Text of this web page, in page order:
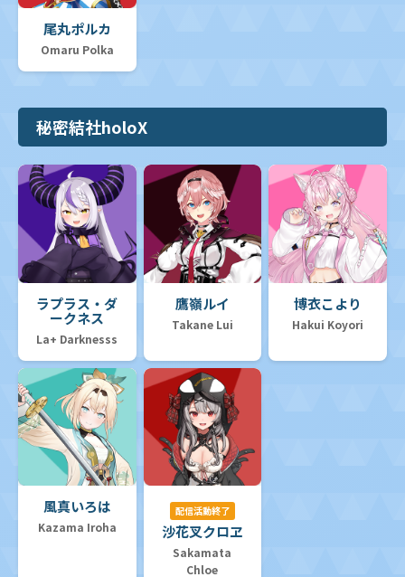
尾丸ポルカ
Omaru Polka
秘密結社holoX
ラプラス・ダ
ークネス
La+ Darknesss
鷹嶺ルイ
Takane Lui
博衣こより
Hakui Koyori
風真いろは
Kazama Iroha
配信活動終了
沙花叉クロヱ
Sakamata
Chloe